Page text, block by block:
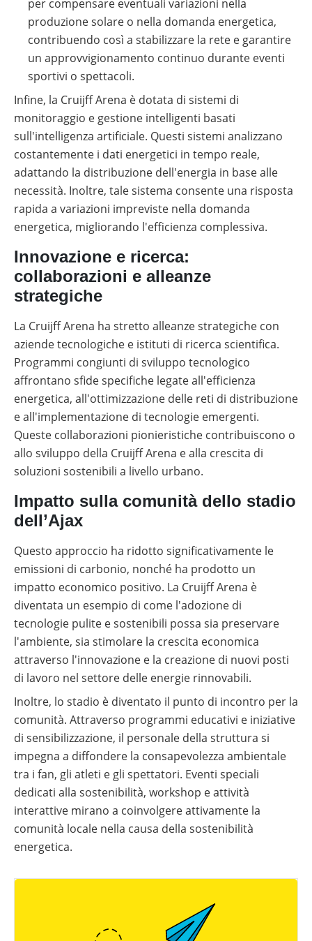
per compensare eventuali variazioni nella
produzione solare o nella domanda energetica,
contribuendo così a stabilizzare la rete e garantire
un approvvigionamento continuo durante eventi
sportivi o spettacoli.
Infine, la Cruijff Arena è dotata di sistemi di
monitoraggio e gestione intelligenti basati
sull'intelligenza artificiale. Questi sistemi analizzano
costantemente i dati energetici in tempo reale,
adattando la distribuzione dell'energia in base alle
necessità. Inoltre, tale sistema consente una risposta
rapida a variazioni impreviste nella domanda
energetica, migliorando l'efficienza complessiva.
Innovazione e ricerca:
collaborazioni e alleanze
strategiche
La Cruijff Arena ha stretto alleanze strategiche con
aziende tecnologiche e istituti di ricerca scientifica.
Programmi congiunti di sviluppo tecnologico
affrontano sfide specifiche legate all'efficienza
energetica, all'ottimizzazione delle reti di distribuzione
e all'implementazione di tecnologie emergenti.
Queste collaborazioni pionieristiche contribuiscono o
allo sviluppo della Cruijff Arena e alla crescita di
soluzioni sostenibili a livello urbano.
Impatto sulla comunità dello stadio
dell’Ajax
Questo approccio ha ridotto significativamente le
emissioni di carbonio, nonché ha prodotto un
impatto economico positivo. La Cruijff Arena è
diventata un esempio di come l'adozione di
tecnologie pulite e sostenibili possa sia preservare
l'ambiente, sia stimolare la crescita economica
attraverso l'innovazione e la creazione di nuovi posti
di lavoro nel settore delle energie rinnovabili.
Inoltre, lo stadio è diventato il punto di incontro per la
comunità. Attraverso programmi educativi e iniziative
di sensibilizzazione, il personale della struttura si
impegna a diffondere la consapevolezza ambientale
tra i fan, gli atleti e gli spettatori. Eventi speciali
dedicati alla sostenibilità, workshop e attività
interattive mirano a coinvolgere attivamente la
comunità locale nella causa della sostenibilità
energetica.